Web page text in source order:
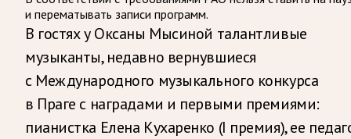
и перематывать записи программ.
В гостях у Оксаны Мысиной талантливые
музыканты, недавно вернувшиеся
с Международного музыкального конкурса
в Праге с наградами и первыми премиями:
пианистка Елена Кухаренко (I премия), ее